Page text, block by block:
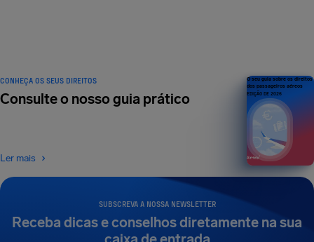
SUBSCREVA A NOSSA NEWSLETTER
Receba dicas e conselhos diretamente na sua
CONHEÇA OS SEUS DIREITOS
Consulte o nosso guia prático
Ler mais
O seu guia sobre os direitos
dos passageiros aéreos
EDIÇÃO DE 2026